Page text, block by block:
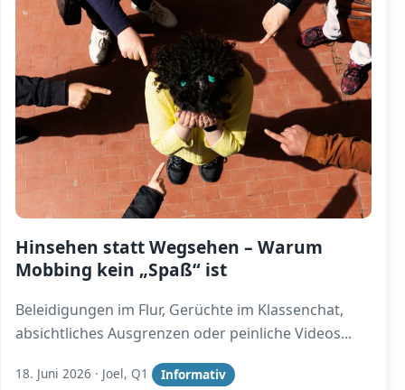
Hinsehen statt Wegsehen – Warum
Mobbing kein „Spaß“ ist
Beleidigungen im Flur, Gerüchte im Klassenchat,
absichtliches Ausgrenzen oder peinliche Videos...
18. Juni 2026 · Joel, Q1 Informativ